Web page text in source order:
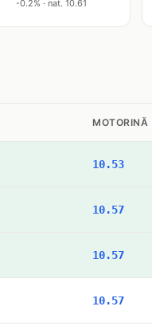
-0.2% · nat. 10.61
MOTORINĂ
10.53
10.57
10.57
10.57